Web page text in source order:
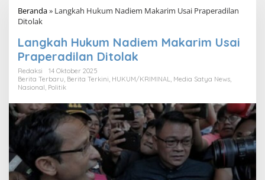
Beranda» Langkah Hukum Nadiem Makarim Usai Praperadilan
Ditolak
Langkah Hukum Nadiem Makarim Usai
Praperadilan Ditolak
Redaksi
14 Oktober 2025
Berita Terbaru Berita Terkini HUKUM/KRIMINAL Media Satya News
Nasional Politik